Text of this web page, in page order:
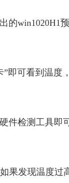
的win1020H1
”即可看到温度
件检测工具即
果发现温度过